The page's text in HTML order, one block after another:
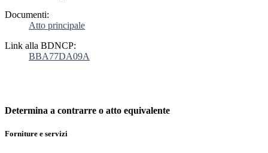
Documenti:
Atto principale
Link alla BDNCP:
BBA77DA09A
Determina a contrarre o atto equivalente
Forniture e servizi